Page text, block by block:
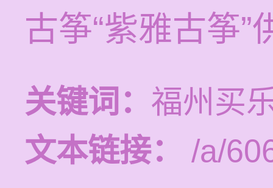
古筝“紫雅古筝
关键词： 福州买
文本链接：
/a/